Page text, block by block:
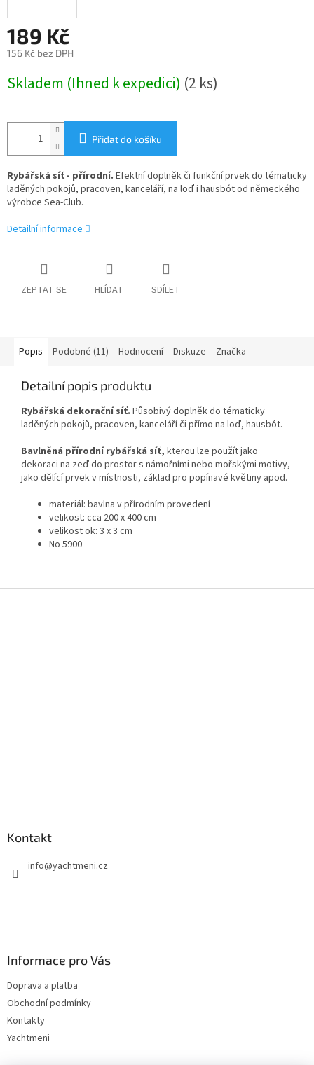
189 Kč
156 Kč bez DPH
cena:
Skladem (Ihned k expedici) (2 ks)
Přidat do košíku
Rybářská síť - přírodní. Efektní doplněk či funkční prvek do tématicky
laděných pokojů, pracoven, kanceláří, na loď i hausbót od německého
výrobce Sea-Club.
Detailní informace
ZEPTAT SE HLÍDAT SDÍLET
Popis Podobné (11) Hodnocení Diskuze Značka
Detailní popis produktu
Rybářská dekorační síť. Působivý doplněk do tématicky
laděných pokojů, pracoven, kanceláří či přímo na loď, hausbót.
Bavlněná přírodní rybářská síť, kterou lze použít jako
dekoraci na zeď do prostor s námořními nebo mořskými motivy,
jako dělící prvek v místnosti, základ pro popínavé květiny apod.
materiál: bavlna v přírodním provedení
velikost: cca 200 x 400 cm
velikost ok: 3 x 3 cm
No 5900
Kontakt
info@yachtmeni.cz
Informace pro Vás
Doprava a platba
Obchodní podmínky
Kontakty
Yachtmeni